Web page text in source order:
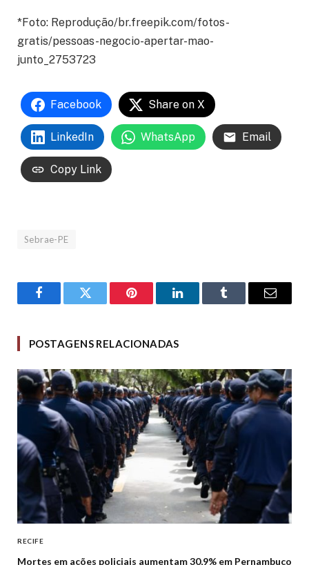
*Foto: Reprodução/br.freepik.com/fotos-
gratis/pessoas-negocio-apertar-mao-
junto_2753723
Facebook Share on X
LinkedIn WhatsApp Email
Copy Link
Sebrae-PE
FacebookTwitter Pinterest LinkedInTumblr Email
POSTAGENS RELACIONADAS
RECIFE
Mortes em ações policiais aumentam 30,9% em Pernambuco